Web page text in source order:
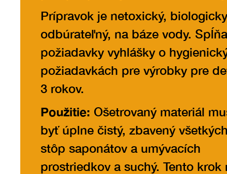
Prípravok je netoxický, biologicky
odbúrateľný, na báze vody. Spĺňa
požiadavky vyhlášky o
požiadavkách pre výrobky pre
3 rokov.
Použitie: Ošetrovaný materiál
byť úplne čistý, zbavený
stôp saponátov a umývacích
prostriedkov a suchý. Tento krok